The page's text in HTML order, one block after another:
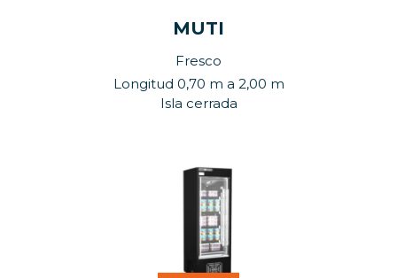
MUTI
Fresco
Longitud 0,70 m a 2,00 m
Isla cerrada